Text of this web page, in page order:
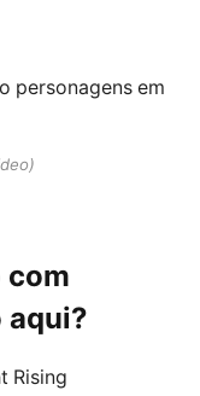
com
aqui?
Rising